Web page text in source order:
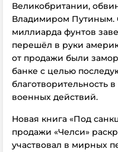
Великобритании,
Владимиром Путиным.
миллиарда фунтов
перешёл в руки
от продажи были
банке с целью
благотворительность
военных действий.
Новая книга «Под
продажи «Челси»
участвовал в мирных